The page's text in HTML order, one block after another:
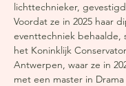
lichttechnieker,
Voordat ze in 2025 haar
eventtechniek behaalde,
het Koninklijk
Antwerpen, waar ze in
met een master in Drama